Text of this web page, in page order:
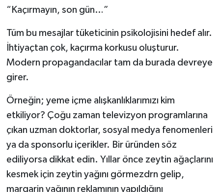
“Kaçırmayın, son gün…”
Tüm bu mesajlar tüketicinin psikolojisini hedef alır.
İhtiyaçtan çok, kaçırma korkusu oluşturur.
Modern propagandacılar tam da burada devreye
girer.
Örneğin; yeme içme alışkanlıklarımızı kim
etkiliyor? Çoğu zaman televizyon programlarına
çıkan uzman doktorlar, sosyal medya fenomenleri
ya da sponsorlu içerikler. Bir üründen söz
ediliyorsa dikkat edin. Yıllar önce zeytin ağaçlarını
kesmek için zeytin yağını görmezdrn gelip,
margarin yağının reklamının yapıldığını